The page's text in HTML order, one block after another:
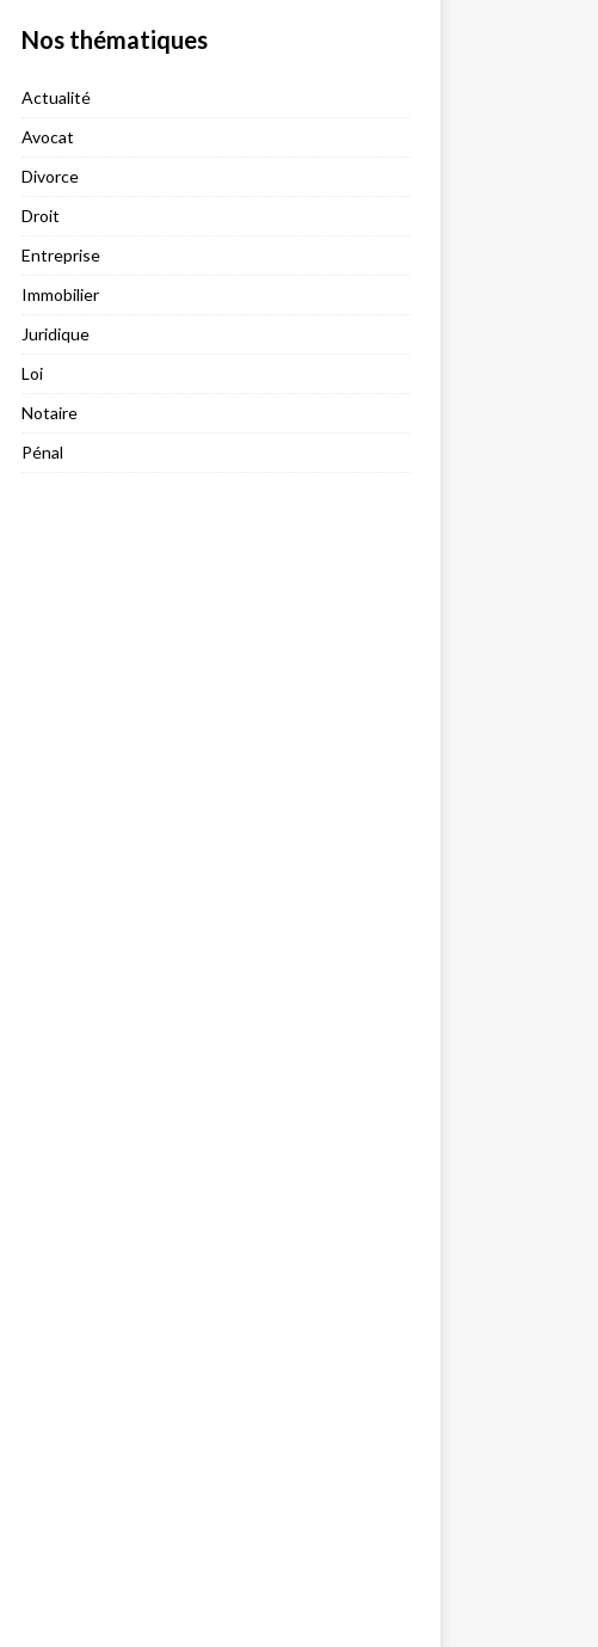
Nos thématiques
Actualité
Avocat
Divorce
Droit
Entreprise
Immobilier
Juridique
Loi
Notaire
Pénal